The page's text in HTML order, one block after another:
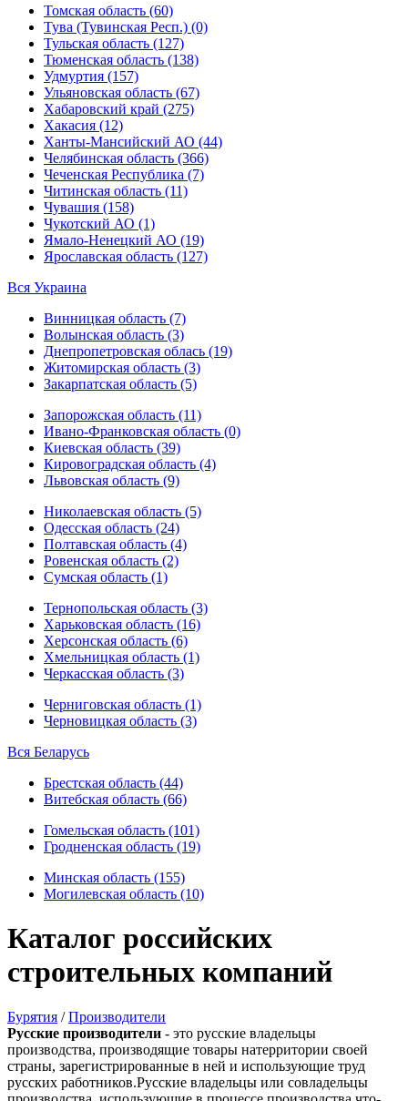
Томская область (60)
Тува (Тувинская Респ.) (0)
Тульская область (127)
Тюменская область (138)
Удмуртия (157)
Ульяновская область (67)
Хабаровский край (275)
Хакасия (12)
Ханты-Мансийский АО (44)
Челябинская область (366)
Чеченская Республика (7)
Читинская область (11)
Чувашия (158)
Чукотский АО (1)
Ямало-Ненецкий АО (19)
Ярославская область (127)
Вся Украина
Винницкая область (7)
Волынская область (3)
Днепропетровская облась (19)
Житомирская область (3)
Закарпатская область (5)
Запорожская область (11)
Ивано-Франковская область (0)
Киевская область (39)
Кировоградская область (4)
Львовская область (9)
Николаевская область (5)
Одесская область (24)
Полтавская область (4)
Ровенская область (2)
Сумская область (1)
Тернопольская область (3)
Харьковская область (16)
Херсонская область (6)
Хмельницкая область (1)
Черкасская область (3)
Черниговская область (1)
Черновицкая область (3)
Вся Беларусь
Брестская область (44)
Витебская область (66)
Гомельская область (101)
Гродненская область (19)
Минская область (155)
Могилевская область (10)
Каталог российских
строительных компаний
Бурятия /Производители
Русские производители - это русские владельцы
производства, производящие товары натерритории своей
страны, зарегистрированные в ней и использующие труд
русских работников.Русские владельцы или совладельцы